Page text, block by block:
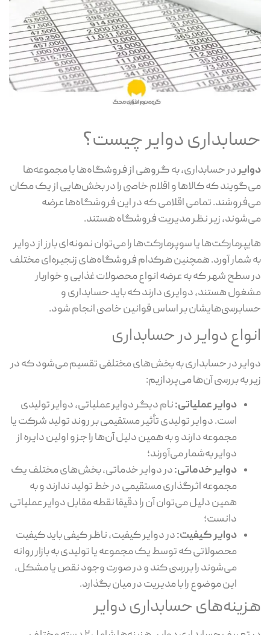
حسابداری دوایر چیست؟
دوایردر حسابداری، به گروهی از فروشگاه‌ها یا مجموعه‌ها
می‌گویند که کالاها و اقلام خاصی را در بخش‌هایی از یک مکان
می‌فروشند. تمامی اقلامی که در این فروشگاه‌ها عرضه
می‌شوند، زیر نظر مدیریت فروشگاه هستند.
هایپرمارکت‌ها یا سوپرمارکت‌ها را می‌توان نمونه‌ای بارز از دوایر
به شمار آورد. همچنین هرکدام فروشگاه‌های زنجیره‌ای مختلف
در سطح شهر که به عرضه انواع محصولات غذایی و خواربار
مشغول هستند، دوایری دارند که باید حسابداری و
حسابرسی‌هایشان بر اساس قوانین خاصی انجام شود.
انواع دوایر در حسابداری
دوایر در حسابداری به بخش‌های مختلفی تقسیم می‌شود که در
زیر به بررسی آن‌ها می‌پردازیم:
دوایر عملیاتی:نام دیگر دوایر عملیاتی، دوایر تولیدی
است. دوایر تولیدی تأثیر مستقیمی بر روند تولید شرکت یا
مجموعه دارند و به همین دلیل آن‌ها را جزو اولین دایره از
دوایر به‌شمار می‌آورند؛
دوایر خدماتی:در دوایر خدماتی، بخش‌های مختلف یک
مجموعه اثرگذاری مستقیمی در خط تولید ندارند و به
همین دلیل می‌توان آن را دقیقا نقطه مقابل دوایر عملیاتی
دانست؛
دوایر کیفیت:در دوایر کیفیت، ناظر کیفی باید کیفیت
محصولاتی که توسط یک مجموعه یا تولیدی به بازار روانه
می‌شوند را بررسی کند و در صورت وجود نقص یا مشکل،
این موضوع را با مدیریت در میان بگذارد.
هزینه‌های حسابداری دوایر